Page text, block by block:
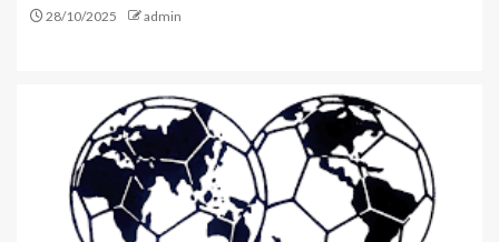
28/10/2025 admin